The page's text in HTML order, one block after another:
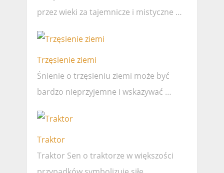
przez wieki za tajemnicze i mistyczne …
Trzęsienie ziemi
Śnienie o trzęsieniu ziemi może być
bardzo nieprzyjemne i wskazywać …
Traktor
Traktor Sen o traktorze w większości